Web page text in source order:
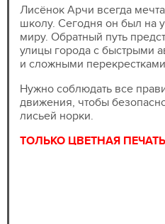
Лисёнок Арчи всегда
школу. Сегодня он был на
миру. Обратный путь
улицы города с быстрыми
и сложными
Нужно соблюдать все
движения, чтобы
лисьей норки.
ТОЛЬКО ЦВЕТНАЯ ПЕЧАТЬ